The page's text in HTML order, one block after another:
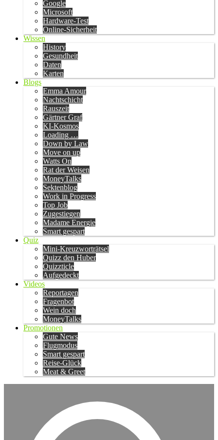
Google
Microsoft
Hardware-Test
Online-Sicherheit
Wissen
History
Gesundheit
Daten
Karten
Blogs
Emma Amour
Nachtschicht
Rauszeit
Gärtner Graf
KI-Kosmos
Loading …
Down by Law
Move on up
Watts On
Rat der Weisen
MoneyTalks
Sektenblog
Work in Progress
Top Job
Zugestiegen
Madame Energie
Smart gespart
Quiz
Mini-Kreuzworträtsel
Quizz den Huber
Quizzticle
Aufgedeckt
Videos
Reportagen
Fragenbot
Wein doch
MoneyTalks
Promotionen
Gute News
Flugmodus
Smart gespart
Reise-Glück
Meat & Greet